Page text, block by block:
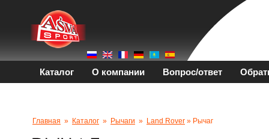
Каталог О компании Вопрос/ответ
Главная » Каталог » Рычаги » Land Rover » Рычаг